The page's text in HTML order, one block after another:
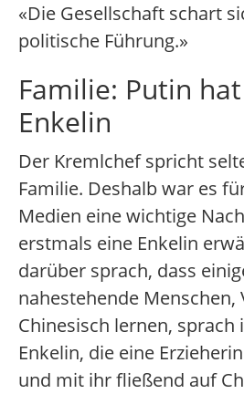
«Die Gesellschaft schart
politische Führung.»
Familie: Putin
Enkelin
Der Kremlchef spricht
Familie. Deshalb war es
Medien eine wichtige
erstmals eine Enkelin
darüber sprach, dass
nahestehende Menschen,
Chinesisch lernen, sprach
Enkelin, die eine
und mit ihr fließend auf